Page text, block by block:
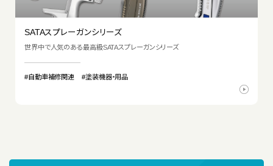
SATAスプレーガンシリーズ
世界中で人気のある最高級SATAスプレーガンシリーズ
#自動車補修関連 #塗装機器・用品